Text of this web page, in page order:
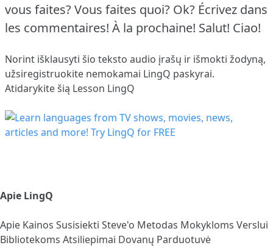
vous faites? Vous faites quoi? Ok? Écrivez dans
les commentaires! À la prochaine! Salut! Ciao!
Norint išklausyti šio teksto audio įrašų ir išmokti žodyną,
užsiregistruokite nemokamai LingQ paskyrai.
Atidarykite šią Lesson LingQ
Apie LingQ
Apie Kainos Susisiekti Steve'o Metodas Mokykloms Verslui
Bibliotekoms Atsiliepimai Dovanų Parduotuvė